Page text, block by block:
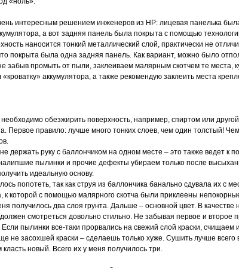
интересным решением инженеров из HP: лицевая панелька
а вот задняя панель была покрыта с помощью
наносится тонкий металлический слой, практически не
покрыта была одна задняя панель. Как вариант, можно было
забыв промыть от пыли, заклеиваем малярным скотчем те места,
«кроватку» аккумулятора, а также рекомендую заклеить места
необходимо обезжирить поверхность, например, спиртом или
Первое правило: лучше много тонких слоев, чем один толстый!
держать руку с баллончиком на одном месте – это также ведет к
пылинки и прочие дефекты убираем только после
идеальную основу.
попотеть, так как струя из баллончика банально сдувала их с
к которой с помощью малярного скотча были приклеены
получилось два слоя грунта. Дальше – основной цвет. В
смотреться довольно стильно. Не забывая первое и второе
пылинки все-таки прорвались на свежий слой краски, счищаем
не засохшей краски – сделаешь только хуже. Сушить лучше всего
новый. Всего их у меня получилось три.